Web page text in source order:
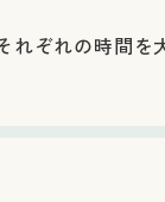
ぞれの時間